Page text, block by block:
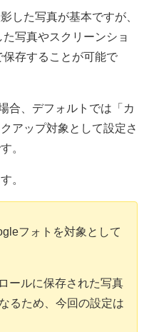
した写真が基本ですが、
写真やスクリーンショ
存することが可能で
合、デフォルトでは「カ
アップ対象として設定さ
。
。
フォトを対象として
ールに保存された写真
るため、今回の設定は